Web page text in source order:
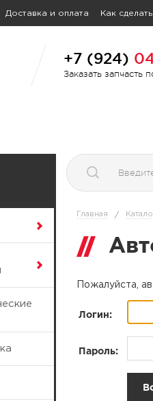
Доставка и оплата Как
+7 (924)
Заказать запчасть
Главная /
Пожалуйста,
Логин:
Пароль: